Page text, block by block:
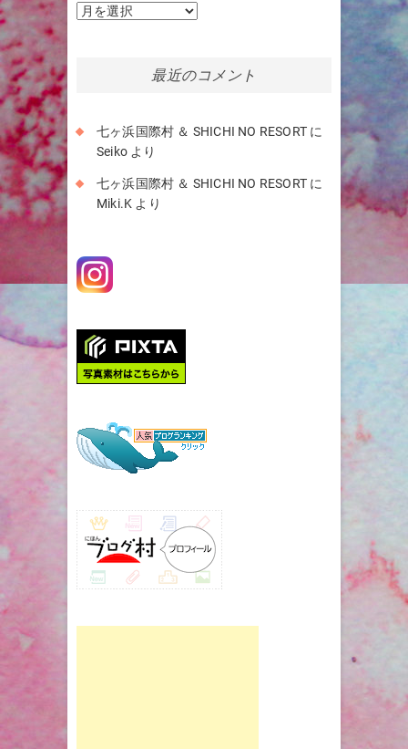
ア
最近のコメント
七ヶ浜国際村 ＆ SHICHI NO RESORT に
Seiko より
七ヶ浜国際村 ＆ SHICHI NO RESORT に
Miki.K より